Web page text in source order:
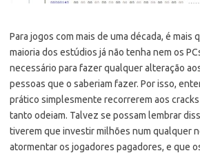
Para jogos com mais de uma década, é mais
maioria dos estúdios já não tenha nem os
necessário para fazer qualquer alteração
pessoas que o saberiam fazer. Por isso,
prático simplesmente recorrerem aos
tanto odeiam. Talvez se possam lembrar
tiverem que investir milhões num qualquer
atormentar os jogadores pagadores, e que